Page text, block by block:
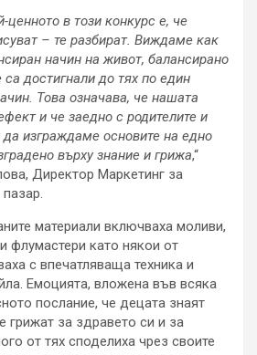
ценното в този конкурс е, че
– те разбират. Виждаме как
начин на живот, балансирано
достигнали до тях по един
Това означава, че нашата
и че заедно с родителите и
да изграждаме основите на едно
върху знание и грижа,“
Директор Маркетинг за
материали включваха моливи,
флумастери като някои от
с впечатляваща техника и
Емоцията, вложена във всяка
послание, че децата знаят
грижат за здравето си и за
от тях споделиха чрез своите